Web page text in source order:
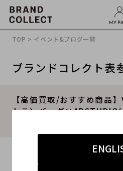
TOP > イベント&ブログ一覧
ブランドコレクト表
【高価買取/おすすめ商品
トラ）バッグ